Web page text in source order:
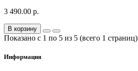
3 490.00 р.
В корзину
Показано с 1 по 5 из 5 (всего 1 страниц)
Информация